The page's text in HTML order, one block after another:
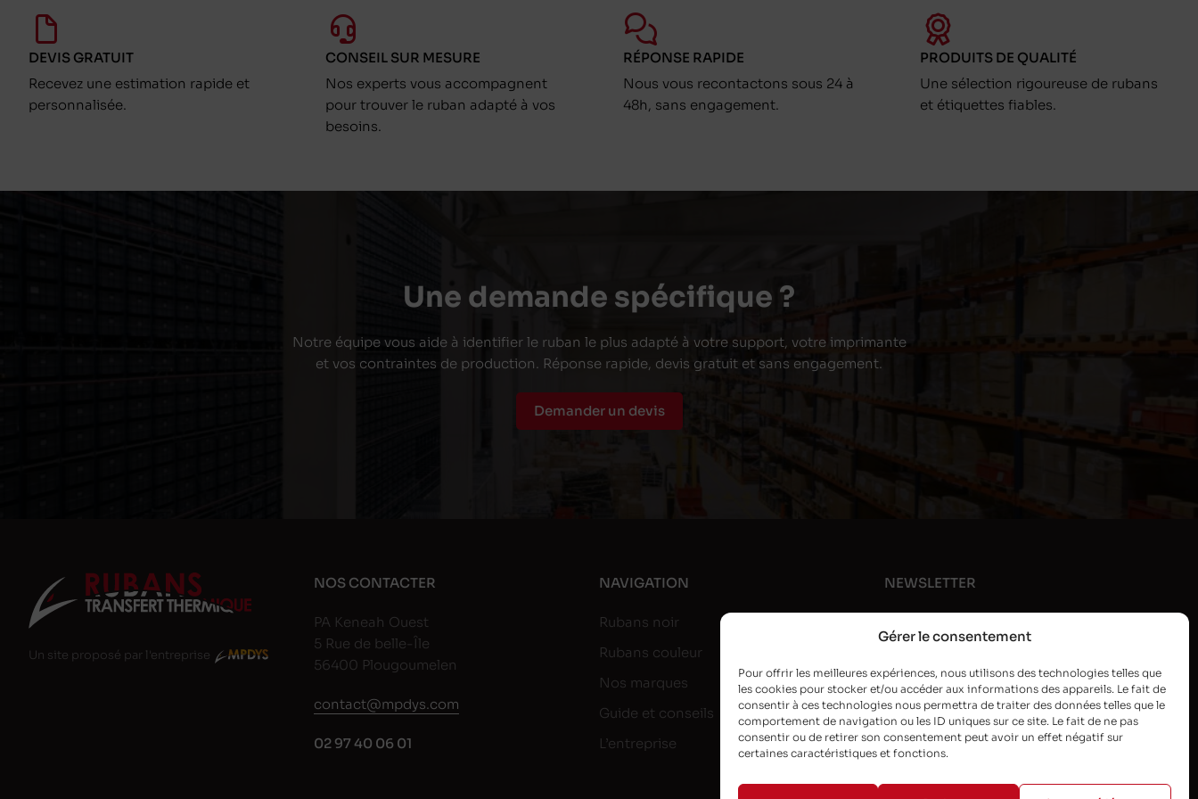
Gérer le consentement
Pour offrir les meilleures expériences, nous utilisons des technologies telles que
les cookies pour stocker et/ou accéder aux informations des appareils. Le fait de
consentir à ces technologies nous permettra de traiter des données telles que le
comportement de navigation ou les ID uniques sur ce site. Le fait de ne pas
consentir ou de retirer son consentement peut avoir un effet négatif sur
certaines caractéristiques et fonctions.
DEVIS GRATUIT
Recevez une estimation rapide et
personnalisée.
CONSEIL SUR MESURE
Nos experts vous accompagnent
pour trouver le ruban adapté à vos
besoins.
RÉPONSE RAPIDE
Nous vous recontactons sous 24 à
48h, sans engagement.
PRODUITS DE QUALITÉ
Une sélection rigoureuse de rubans
et étiquettes fiables.
Une demande spécifique ?
Notre équipe vous aide à identifier le ruban le plus adapté à votre support, votre imprimante
et vos contraintes de production. Réponse rapide, devis gratuit et sans engagement.
Demander un devis
Un site proposé par l'entreprise
NOS CONTACTER
PA Keneah Ouest
5 Rue de belle-Île
56400 Plougoumelen
contact@mpdys.com
02 97 40 06 01
NAVIGATION
Rubans noir
Rubans couleur
Nos marques
Guide et conseils
L’entreprise
NEWSLETTER